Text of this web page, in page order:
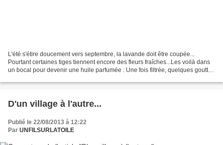
L'été s'étire doucement vers septembre, la lavande doit être coupée...
Pourtant certaines tiges tiennent encore des fleurs fraîches...Les voilà dans
un bocal pour devenir une huile parfumée : Une fois filtrée, quelques gouttes
D'un village à l'autre...
Publié le 22/08/2013 à 12:22
Par UNFILSURLATOILE